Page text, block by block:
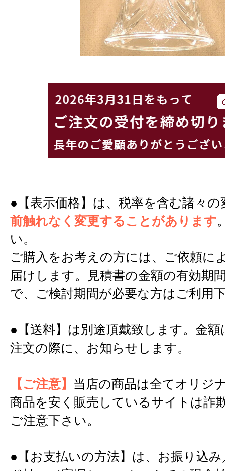
●【表示価格】は、税率を含む諸々
前触れなく変更することがあります
い。
ご購入をお考えの方には、ご依頼に
届けします。見積書の金額の有効期
で、ご検討期間が必要な方はご利用
●【送料】は別途頂戴致します。金
注文の際に、お知らせします。
【ご注意】 当店の商品は全てオリジ
商品を安く販売しているサイトは詐
ご注意下さい。
●【お支払いの方法】は、お振り込